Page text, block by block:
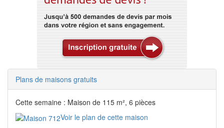
Plans de maisons gratuits
Cette semaine : Maison de 115 m², 6 pièces
Voir le plan de cette maison